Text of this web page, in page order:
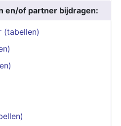
en/of partner bijdragen:
(tabellen)